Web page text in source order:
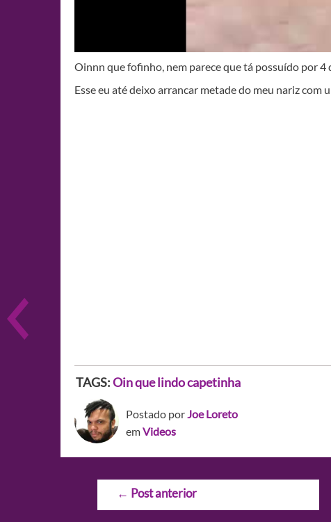
Oinnn que fofinho, nem parece que tá possuído por
Esse eu até deixo arrancar metade do meu nariz com
TAGS:Oin que lindo capetinha
Postado porJoe Loreto
emVideos
Navegação
← Post anterior